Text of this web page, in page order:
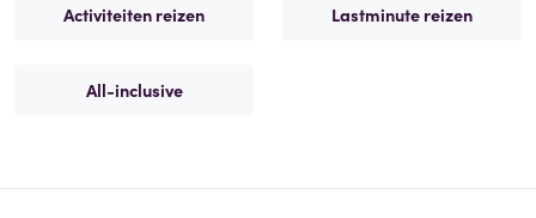
Activiteiten reizen Lastminute reizen
All-inclusive